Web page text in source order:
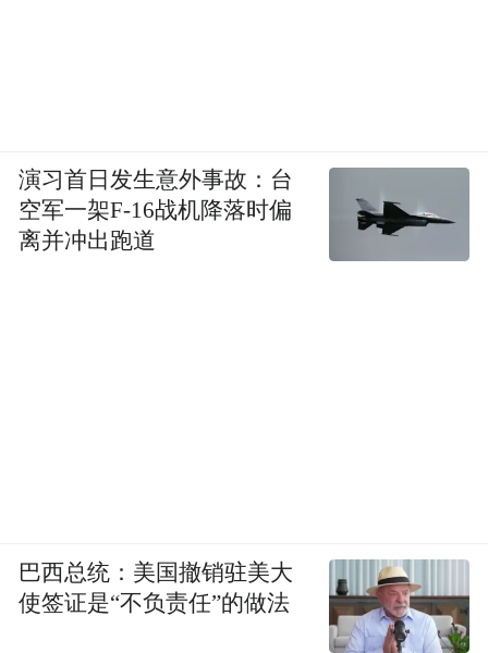
演习首日发生意外事故：台
空军一架F-16战机降落时偏
离并冲出跑道
巴西总统：美国撤销驻美大
使签证是“不负责任”的做法